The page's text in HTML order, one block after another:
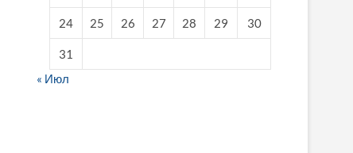
24 25 26 27 28 29 30
31
« Июл